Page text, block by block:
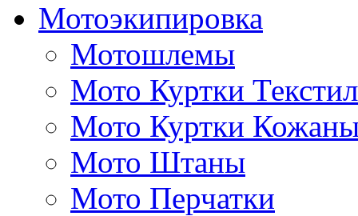
Мотоэкипировка
Мотошлемы
Мото Куртки
Мото Куртки
Мото Штаны
Мото Перчатки